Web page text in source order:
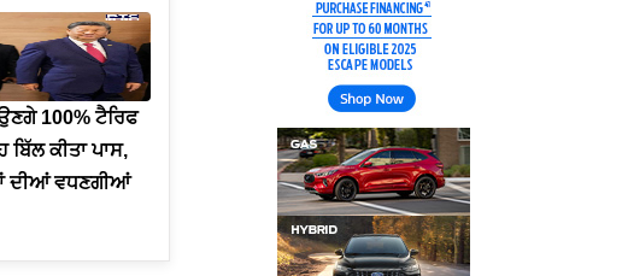
100% ਟੈਰਿਫ
ਕੀਤਾ ਪਾਸ,
ਦੀਆਂ ਵਧਣਗੀਆਂ